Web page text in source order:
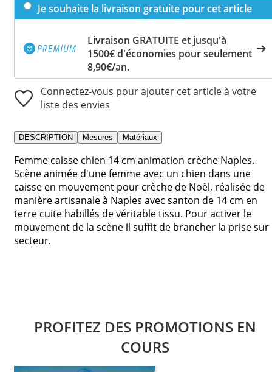
Je souhaite la livraison gratuite pour cet article
Livraison GRATUITE et jusqu'à
1500€ d'économies pour seulement
8,90€/an.
Connectez-vous pour ajouter cet article à votre
liste des envies
DESCRIPTION Mesures Matériaux
Femme caisse chien 14 cm animation crèche Naples.
Scène animée d'une femme avec un chien dans une
caisse en mouvement pour crèche de Noël, réalisée de
manière artisanale à Naples avec santon de 14 cm en
terre cuite habillés de véritable tissu. Pour activer le
mouvement de la scène il suffit de brancher la prise sur
secteur.
PROFITEZ DES PROMOTIONS EN
COURS